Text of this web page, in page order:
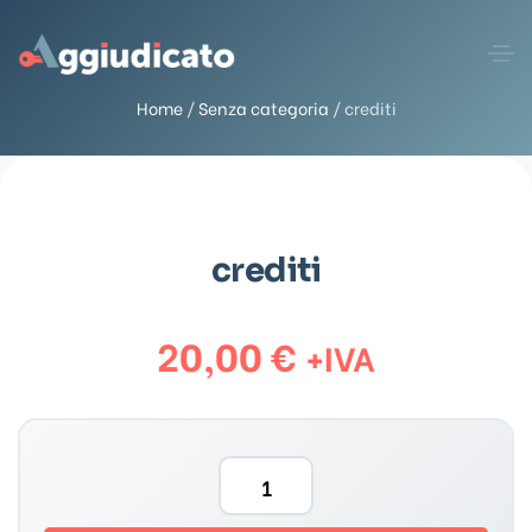
Home/Senza categoria / crediti
crediti
20,00€ +IVA
c
r